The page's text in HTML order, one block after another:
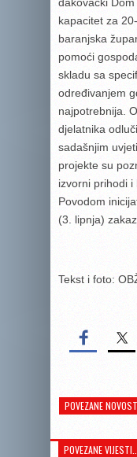
kapacitet za
baranjska
pomoći
skladu sa
određivanjem
najpotrebnija.
djelatnika
sadašnjim
projekte su
izvorni prihodi i
Povodom
(3. lipnja)
Tekst i foto:
POVEZANE
POVEZANE VIJESTI...